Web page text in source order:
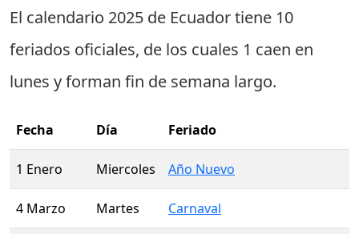
El calendario 2025 de Ecuador tiene 10
feriados oficiales, de los cuales 1 caen en
lunes y forman fin de semana largo.
Fecha Día Feriado
1 Enero Miercoles Año Nuevo
4 Marzo Martes Carnaval